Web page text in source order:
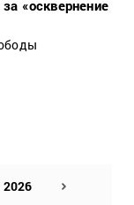
«осквернение